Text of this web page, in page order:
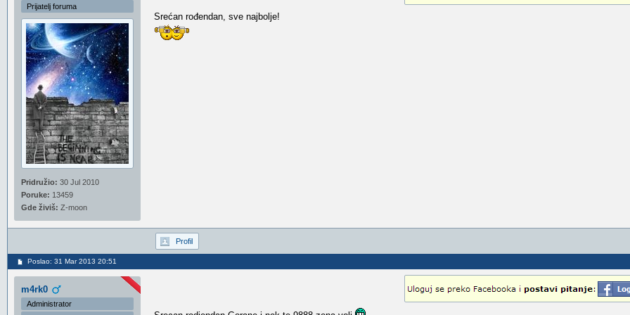
Prijatelj foruma
Pridružio: 30 Jul 2010
Poruke: 13459
Gde živiš: Z-moon
Srećan rođendan, sve najbolje!
Profil
Poslao: 31 Mar 2013 20:51
m4rk0
Administrator